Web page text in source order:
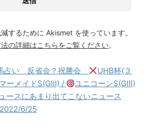
するために Akismet を使っています。
の詳細はこちらをご覧ください。
占い 反省会？祝勝会
UHB杯(３
マーメイドS(GIII) / ユニコーンS(GIII)
ースにあまり出てこないニュース
6/25